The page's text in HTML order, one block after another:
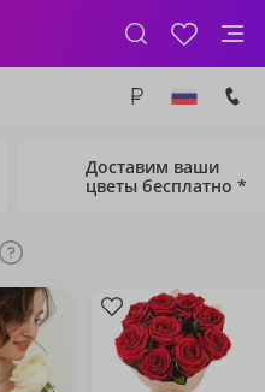
Доставим ваши
цветы бесплатно *